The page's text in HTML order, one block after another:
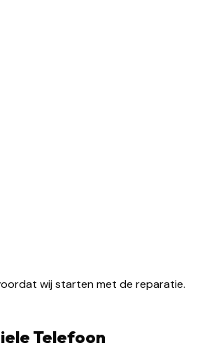
wij starten met de reparatie.
Telefoon